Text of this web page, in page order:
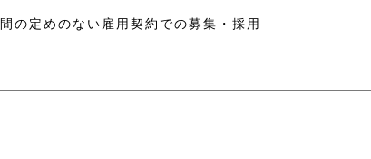
の定めのない雇用契約での募集・採用